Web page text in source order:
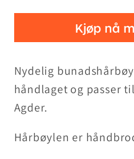
B
Nydelig
håndlaget og passer
Agder.
Hårbøylen er